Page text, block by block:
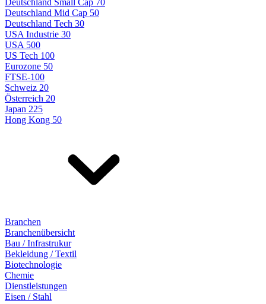
Deutschland Small Cap 70
Deutschland Mid Cap 50
Deutschland Tech 30
USA Industrie 30
USA 500
US Tech 100
Eurozone 50
FTSE-100
Schweiz 20
Österreich 20
Japan 225
Hong Kong 50
Branchen
Branchenübersicht
Bau / Infrastrukur
Bekleidung / Textil
Biotechnologie
Chemie
Dienstleistungen
Eisen / Stahl